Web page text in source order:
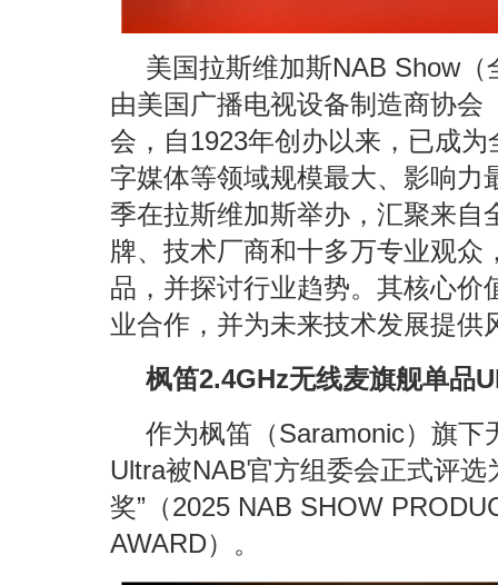
美国拉斯维加斯NAB Show
由美国广播电视设备制造商协会
会，自1923年创办以来，已成
字媒体等领域规模最大、影响力
季在拉斯维加斯举办，汇聚来自
牌、技术厂商和十多万专业观
品，并探讨行业趋势。其核心价
业合作，并为未来技术发展提供
枫笛2.4GHz无线麦旗舰单品
作为枫笛（Saramonic）旗
Ultra被NAB官方组委会正式评选
奖”（2025 NAB SHOW
AWARD）。